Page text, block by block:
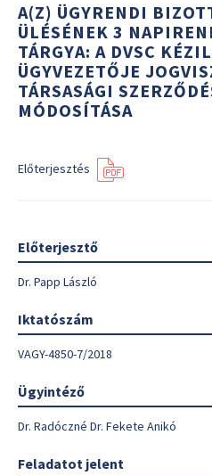
A(Z) ÜGYRENDI
ÜLÉSÉNEK 3
TÁRGYA: A DVSC
ÜGYVEZETŐJE
TÁRSASÁGI
MÓDOSÍTÁSA
Előterjesztés
Előterjesztő
Dr. Papp László
Iktatószám
VAGY-4850-7/2018
Ügyintéző
Dr. Radóczné Dr. Fekete Anikó
Feladatot jelent